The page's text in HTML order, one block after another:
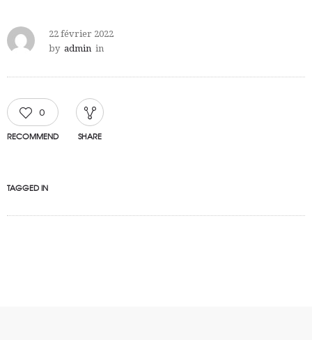
22 février 2022
by admin in
0
RECOMMEND SHARE
TAGGED IN